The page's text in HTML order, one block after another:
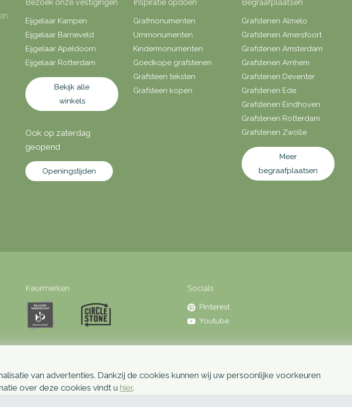
Bezoek onze vestigingen
Eijgelaar Kampen
Eijgelaar Barneveld
Eijgelaar Apeldoorn
Eijgelaar Rotterdam
Bekijk alle
winkels
Ook op zaterdag
geopend
Openingstijden
Inspiratie opdoen
Grafmonumenten
Urnmonumenten
Kindermonumenten
Goedkope grafstenen
Grafsteen teksten
Grafsteen kopen
Begraafplaatsen
Grafstenen Almelo
Grafstenen Amersfoort
Grafstenen Amsterdam
Grafstenen Arnhem
Grafstenen Deventer
Grafstenen Ede
Grafstenen Eindhoven
Grafstenen Rotterdam
Grafstenen Zwolle
Meer
begraafplaatsen
Keurmerken Socials
Pinterest
Youtube
van advertenties. Dankzij de cookies kunnen wij uw persoonlijke voorkeuren
over deze cookies vindt uhier.